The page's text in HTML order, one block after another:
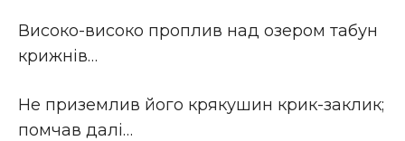
Високо-високо проплив над озером табун
крижнiв…
Не приземлив його крякушин крик-заклик;
помчав далi…